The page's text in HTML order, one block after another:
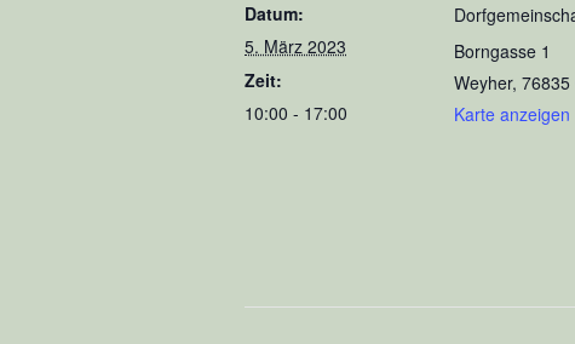
Datum:
5. März 2023
Zeit:
10:00 - 17:00
Borngasse 1
Weyher, 76835
Karte anzeigen